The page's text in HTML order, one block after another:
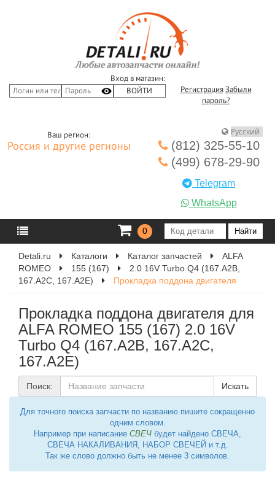
Вход в магазин:
Регистрация Забыли
пароль?
Ваш регион:
Россия и другие регионы
(812) 325-55-10
(499) 678-29-90
Telegram
WhatsApp
0
Detali.ru Каталоги Каталог запчастей
ALFA
ROMEO
155 (167)
2.0 16V Turbo Q4 (167.A2B,
167.A2C, 167.A2E)
Прокладка поддона двигателя
Прокладка поддона двигателя для
ALFA ROMEO 155 (167) 2.0 16V
Turbo Q4 (167.A2B, 167.A2C,
167.A2E)
Поиск: Искать
Для точного поиска запчасти по названию пишите сокращенно
одним словом.
Например при написание СВЕЧ будет найдено СВЕЧА,
СВЕЧА НАКАЛИВАНИЯ, НАБОР СВЕЧЕЙ и т.д.
Так же слово должно быть не менее 3 символов.